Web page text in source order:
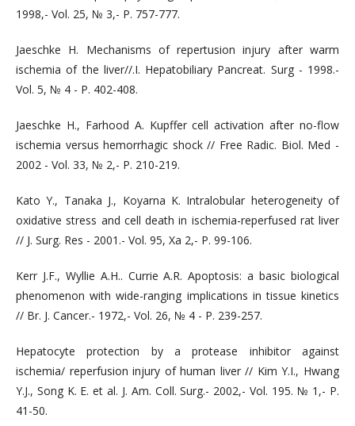
1998,- Vol. 25, № 3,- P. 757-777.
Jaeschke H. Mechanisms of repertusion injury after warm
ischemia of the liver//.I. Hepatobiliary Pancreat. Surg - 1998.-
Vol. 5, № 4 - P. 402-408.
Jaeschke H., Farhood A. Kupffer cell activation after no-flow
ischemia versus hemorrhagic shock // Free Radic. Biol. Med -
2002 - Vol. 33, № 2,- P. 210-219.
Kato Y., Tanaka J., Koyarna K. Intralobular heterogeneity of
oxidative stress and cell death in ischemia-reperfused rat liver
// J. Surg. Res - 2001.- Vol. 95, Xa 2,- P. 99-106.
Kerr J.F., Wyllie A.H.. Currie A.R. Apoptosis: a basic biological
phenomenon with wide-ranging implications in tissue kinetics
// Br. J. Cancer.- 1972,- Vol. 26, № 4 - P. 239-257.
Hepatocyte protection by a protease inhibitor against
ischemia/ reperfusion injury of human liver // Kim Y.I., Hwang
Y.J., Song K. E. et al. J. Am. Coll. Surg.- 2002,- Vol. 195. № 1,- P.
41-50.